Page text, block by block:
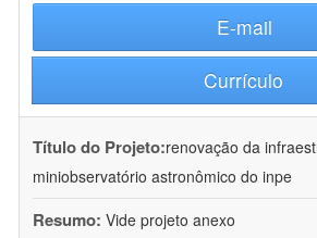
E-mail
Currículo
Título do Projeto:renovação da
miniobservatório astronômico do inpe
Resumo: Vide projeto anexo